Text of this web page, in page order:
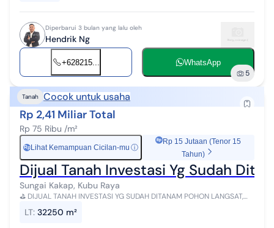
Diperbarui 3 bulan yang lalu oleh
Hendrik Ng
+628215... WhatsApp
5
Tanah Cocok untuk usaha
Rp 2,41 Miliar Total
Rp 75 Ribu /m²
Rp Lihat Kemampuan Cicilan-mu ⓘ
Rp 15 Jutaan (Tenor 15
Tahun)
Dijual Tanah Investasi Yg Sudah
Sungai Kakap, Kubu Raya
⛳ DIJUAL TANAH INVESTASI YG SUDAH DITANAM POHON LANGSAT,
cocok untuk investas...
LT: 32250 m²